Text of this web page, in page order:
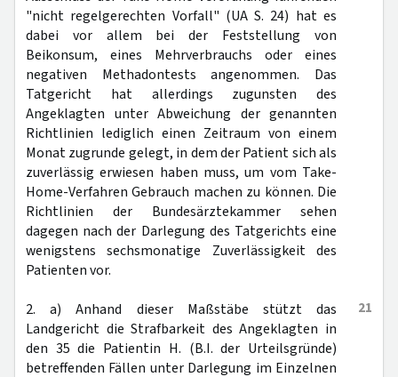
"nicht regelgerechten Vorfall" (UA S. 24) hat es
dabei vor allem bei der Feststellung von
Beikonsum, eines Mehrverbrauchs oder eines
negativen Methadontests angenommen. Das
Tatgericht hat allerdings zugunsten des
Angeklagten unter Abweichung der genannten
Richtlinien lediglich einen Zeitraum von einem
Monat zugrunde gelegt, in dem der Patient sich als
zuverlässig erwiesen haben muss, um vom Take-
Home-Verfahren Gebrauch machen zu können. Die
Richtlinien der Bundesärztekammer sehen
dagegen nach der Darlegung des Tatgerichts eine
wenigstens sechsmonatige Zuverlässigkeit des
Patienten vor.
21
2. a) Anhand dieser Maßstäbe stützt das
Landgericht die Strafbarkeit des Angeklagten in
den 35 die Patientin H. (B.I. der Urteilsgründe)
betreffenden Fällen unter Darlegung im Einzelnen